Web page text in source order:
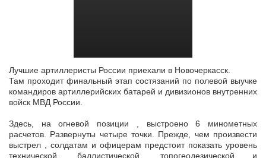
Лучшие артиллеристы России приехали в Новочеркасск.
Там проходит финальный этап состязаний по полевой выучке
командиров артиллерийских батарей и дивизионов внутренних
войск МВД России.
Здесь, на огневой позиции , выстроено 6 минометных
расчетов. Развернуты четыре точки. Прежде, чем произвести
выстрел , солдатам и офицерам предстоит показать уровень
технической, баллистической, топогеодезической и